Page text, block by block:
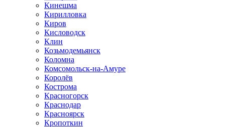
Кинешма
Кирилловка
Киров
Кисловодск
Клин
Козьмодемьянск
Коломна
Комсомольск-на-Амуре
Королёв
Кострома
Красногорск
Краснодар
Красноярск
Кропоткин